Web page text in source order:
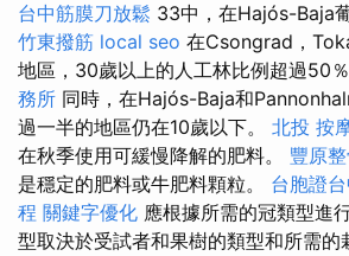
台中筋膜刀放鬆 33中，在Hajós-Baja
竹東撥筋 local seo 在Csongrad，
地區，30歲以上的人工林比例超過50％
務所 同時，在Hajós-Baja和
過一半的地區仍在10歲以下。 北投 按
在秋季使用可緩慢降解的肥料。 豐原
是穩定的肥料或牛肥料顆粒。 台胞證台
程 關鍵字優化 應根據所需的冠類型進
型取決於受試者和果樹的類型和所需的